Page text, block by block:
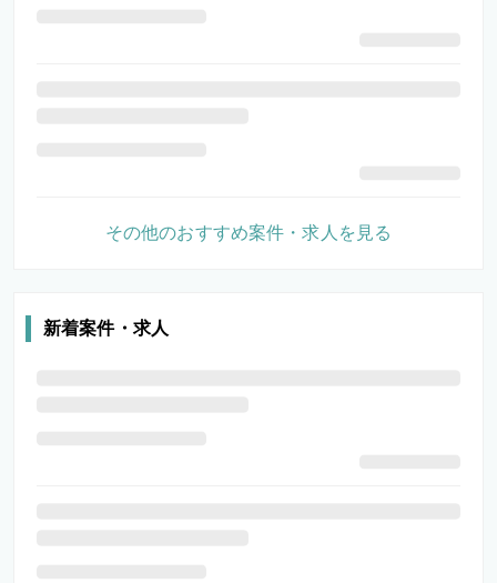
その他のおすすめ案件・求人を見る
新着案件・求人